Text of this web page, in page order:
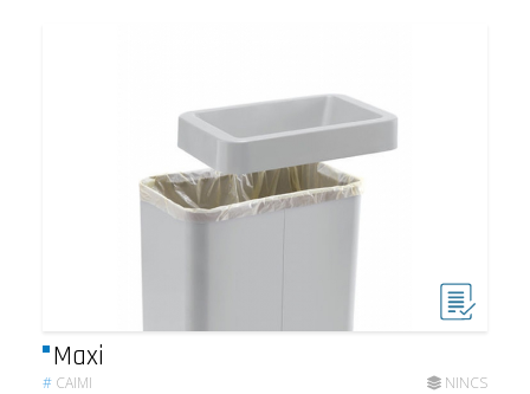
Maxi
# CAIMI NINCS